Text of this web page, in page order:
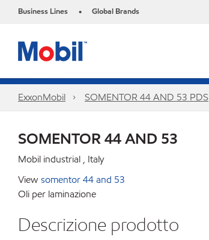
Business Lines • Global Brands
ExxonMobil SOMENTOR 44 AND 53 PDS
SOMENTOR 44 AND 53
Mobil industrial , Italy
Viewsomentor 44 and 53
Oli per laminazione
Descrizione prodotto